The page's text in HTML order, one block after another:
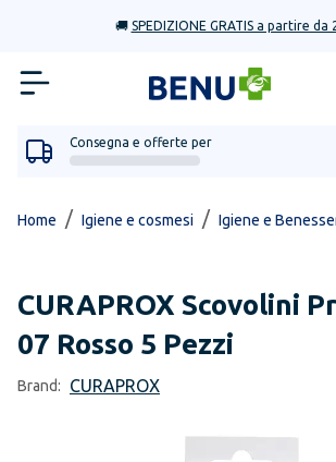
🚚 SPEDIZIONE GRATIS a partire da
Consegna e offerte per
Home / Igiene e cosmesi / Igiene e
CURAPROX Scovolini
07 Rosso 5 Pezzi
Brand: CURAPROX